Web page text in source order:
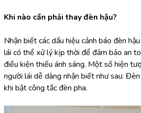
Khi nào cần phải thay đèn hậu?
Nhận biết các dấu hiệu cảnh báo đèn
lái có thể xử lý kịp thời để đảm bảo an
điều kiện thiếu ánh sáng. Một số hiện
người lái dễ dàng nhận biết như sau:
khi bật công tắc đèn pha.